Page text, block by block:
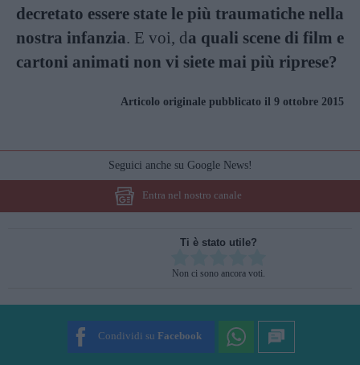
decretato essere state le più traumatiche nella
nostra infanzia. E voi, da quali scene di film e
cartoni animati non vi siete mai più riprese?
Articolo originale pubblicato il 9 ottobre 2015
Seguici anche su Google News!
Entra nel nostro canale
Ti è stato utile?
Non ci sono ancora voti.
Condividi su Facebook